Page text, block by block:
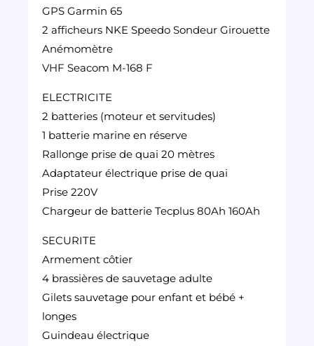
GPS Garmin 65
2 afficheurs NKE Speedo Sondeur Girouette
Anémomètre
VHF Seacom M-168 F
ELECTRICITE
2 batteries (moteur et servitudes)
1 batterie marine en réserve
Rallonge prise de quai 20 mètres
Adaptateur électrique prise de quai
Prise 220V
Chargeur de batterie Tecplus 80Ah 160Ah
SECURITE
Armement côtier
4 brassières de sauvetage adulte
Gilets sauvetage pour enfant et bébé +
longes
Guindeau électrique